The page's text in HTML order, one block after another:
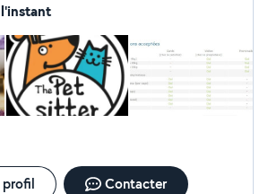
aurez régulièrement des photos
aimés compagnons.
profil Contacter